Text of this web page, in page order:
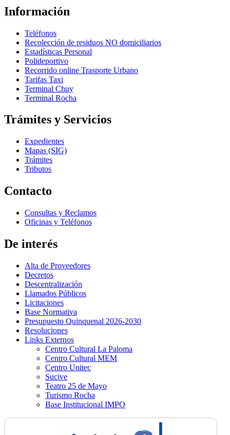
Información
Teléfonos
Recolección de residuos NO domiciliarios
Estadísticas Personal
Polideportivo
Recorrido online Trasporte Urbano
Tarifas Taxi
Terminal Chuy
Terminal Rocha
Trámites y Servicios
Expedientes
Mapas (SIG)
Trámites
Tributos
Contacto
Consultas y Reclamos
Oficinas y Teléfonos
De interés
Alta de Proveedores
Decretos
Descentralización
Llamados Públicos
Licitaciones
Base Normativa
Presupuesto Quinquenal 2026-2030
Resoluciones
Links Externos
Centro Cultural La Paloma
Centro Cultural MEM
Centro Unitec
Sucive
Teatro 25 de Mayo
Turismo Rocha
Base Institucional IMPO